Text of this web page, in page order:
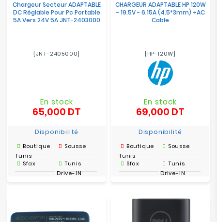
Chargeur Secteur ADAPTABLE
DC Réglable Pour Pc Portable
5A Vers 24V 5A JNT-2403000
[JNT-2405000]
En stock
65,000 DT
Disponibilité
Boutique
Tunis
Sousse
Sfax
Tunis
Drive-IN
CHARGEUR ADAPTABLE HP 120W
- 19.5V - 6.15A (4.5*3mm) +AC
Cable
[HP-120W]
En stock
69,000 DT
Disponibilité
Boutique
Tunis
Sousse
Sfax
Tunis
Drive-IN